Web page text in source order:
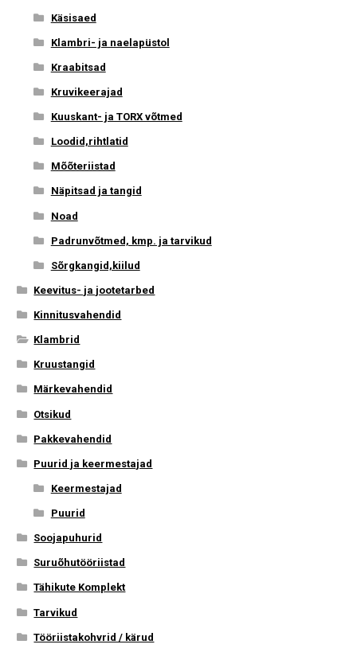
Käsisaed
Klambri- ja naelapüstol
Kraabitsad
Kruvikeerajad
Kuuskant- ja TORX võtmed
Loodid,rihtlatid
Mõõteriistad
Näpitsad ja tangid
Noad
Padrunvõtmed, kmp. ja tarvikud
Sõrgkangid,kiilud
Keevitus- ja jootetarbed
Kinnitusvahendid
Klambrid
Kruustangid
Märkevahendid
Otsikud
Pakkevahendid
Puurid ja keermestajad
Keermestajad
Puurid
Soojapuhurid
Suruõhutööriistad
Tähikute Komplekt
Tarvikud
Tööriistakohvrid / kärud